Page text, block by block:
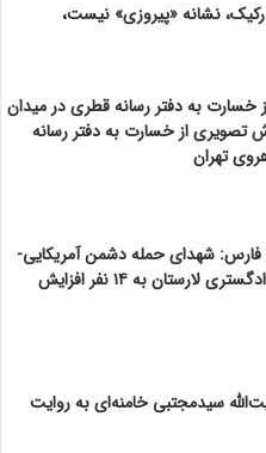
نشانه «پیروزی» نیست،
خسارت به دفتر رسانه قطری در میدان
تصویری از خسارت به دفتر رسانه
تهران
شهدای حمله دشمن آمریکایی-
صهیونیستی به دادگستری لارستان به ۱۴ نفر افزایش
سیدمجتبی خامنه‌ای به روایت